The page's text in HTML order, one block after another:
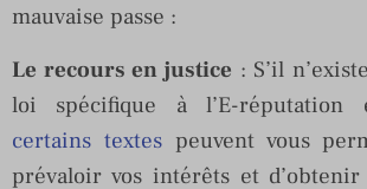
mauvaise passe :
Le recours en justice : S’il
loi spécifique à l’E-réputation
certains textespeuvent vous
prévaloir vos intérêts et